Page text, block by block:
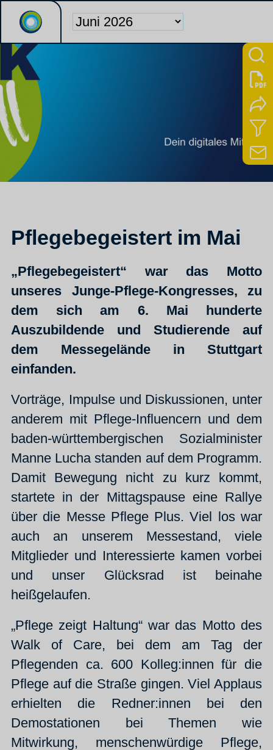
Pflegebegeistert im Mai
„Pflegebegeistert“ war das Motto
unseres Junge-Pflege-Kongresses, zu
dem sich am 6. Mai hunderte
Auszubildende und Studierende auf
dem Messegelände in Stuttgart
einfanden.
Vorträge, Impulse und Diskussionen, unter
anderem mit Pflege-Influencern und dem
baden-württembergischen Sozialminister
Manne Lucha standen auf dem Programm.
Damit Bewegung nicht zu kurz kommt,
startete in der Mittagspause eine Rallye
über die Messe Pflege Plus. Viel los war
auch an unserem Messestand, viele
Mitglieder und Interessierte kamen vorbei
und unser Glücksrad ist beinahe
heißgelaufen.
„Pflege zeigt Haltung“ war das Motto des
Walk of Care, bei dem am Tag der
Pflegenden ca. 600 Kolleg:innen für die
Pflege auf die Straße gingen. Viel Applaus
erhielten die Redner:innen bei den
Demostationen bei Themen wie
Mitwirkung, menschenwürdige Pflege,